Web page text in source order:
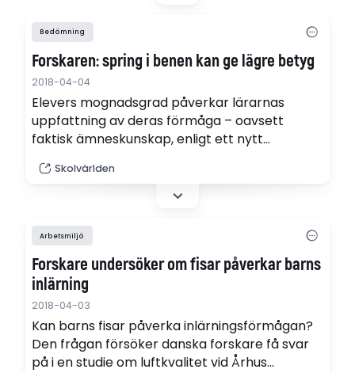
Bedömning
Forskaren: spring i benen kan ge lägre betyg
2018-04-04
Elevers mognadsgrad påverkar lärarnas
uppfattning av deras förmåga – oavsett
faktisk ämneskunskap, enligt ett nytt
Skolvärlden
Arbetsmiljö
Forskare undersöker om fisar påverkar barns
inlärning
2018-04-03
Kan barns fisar påverka inlärningsförmågan?
Den frågan försöker danska forskare få svar
på i en studie om luftkvalitet vid Århus